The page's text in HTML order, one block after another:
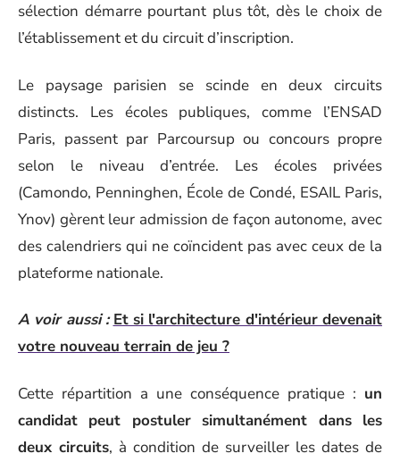
sélection démarre pourtant plus tôt, dès le choix de
l’établissement et du circuit d’inscription.
Le paysage parisien se scinde en deux circuits
distincts. Les écoles publiques, comme l’ENSAD
Paris, passent par Parcoursup ou concours propre
selon le niveau d’entrée. Les écoles privées
(Camondo, Penninghen, École de Condé, ESAIL Paris,
Ynov) gèrent leur admission de façon autonome, avec
des calendriers qui ne coïncident pas avec ceux de la
plateforme nationale.
A voir aussi : Et si l'architecture d'intérieur devenait
votre nouveau terrain de jeu ?
Cette répartition a une conséquence pratique : un
candidat peut postuler simultanément dans les
deux circuits, à condition de surveiller les dates de